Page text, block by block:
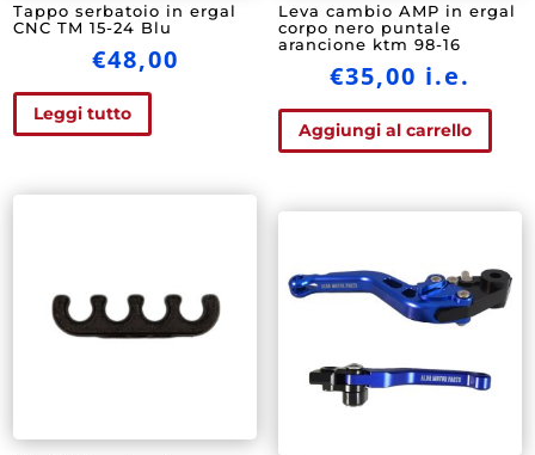
Tappo serbatoio in ergal
CNC TM 15-24 Blu
€48,00
Leggi tutto
Leva cambio AMP in ergal
corpo nero puntale
arancione ktm 98-16
€35,00 i.e.
Aggiungi al carrello